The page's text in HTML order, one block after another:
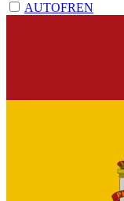
AUTOFREN